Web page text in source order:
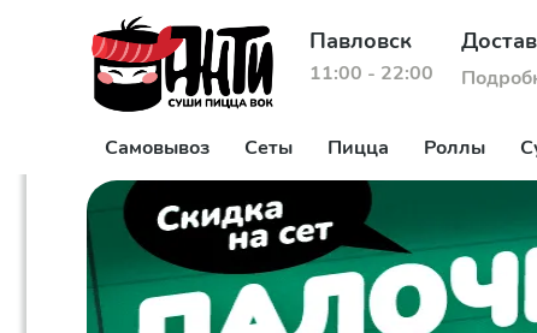
Павловск
11:00 - 22:00
Самовывоз Сеты Пицца Роллы